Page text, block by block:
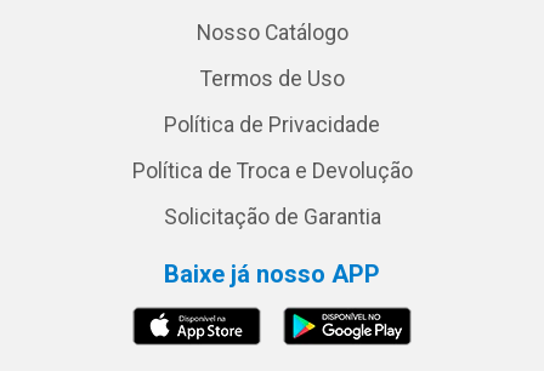
Nosso Catálogo
Termos de Uso
Política de Privacidade
Política de Troca e Devolução
Solicitação de Garantia
Baixe já nosso APP